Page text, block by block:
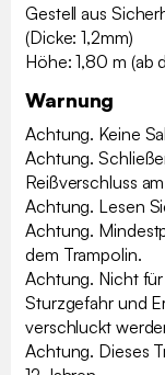
Gestell aus
(Dicke: 1,2mm)
Höhe: 1,80 m (ab
Warnung
Achtung. Keine
Achtung.
Reißverschluss
Achtung. Lesen
Achtung.
dem Trampolin.
Achtung. Nicht
Sturzgefahr und
verschluckt
Achtung. Dieses